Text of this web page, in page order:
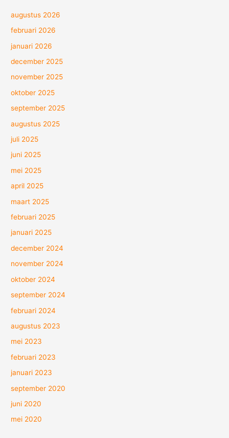
augustus 2026
februari 2026
januari 2026
december 2025
november 2025
oktober 2025
september 2025
augustus 2025
juli 2025
juni 2025
mei 2025
april 2025
maart 2025
februari 2025
januari 2025
december 2024
november 2024
oktober 2024
september 2024
februari 2024
augustus 2023
mei 2023
februari 2023
januari 2023
september 2020
juni 2020
mei 2020